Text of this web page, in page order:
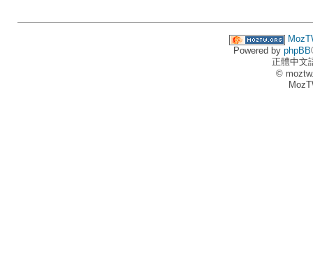
Powered by phpBB
正體中文
©